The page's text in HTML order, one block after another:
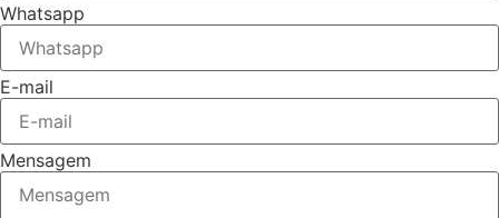
Whatsapp
E-mail
Mensagem